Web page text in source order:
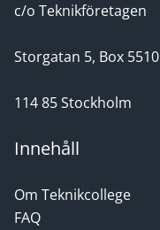
c/o Teknikföretagen
Storgatan 5, Box 5510
114 85 Stockholm
Innehåll
Om Teknikcollege
FAQ